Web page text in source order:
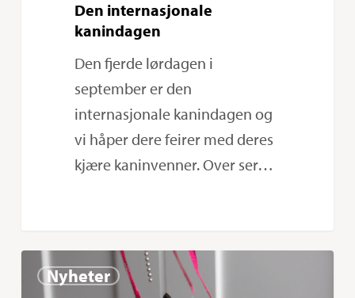
Den internasjonale
kanindagen
Den fjerde lørdagen i
september er den
internasjonale kanindagen og
vi håper dere feirer med deres
kjære kaninvenner. Over ser…
Den
internasjonale
Nyheter0